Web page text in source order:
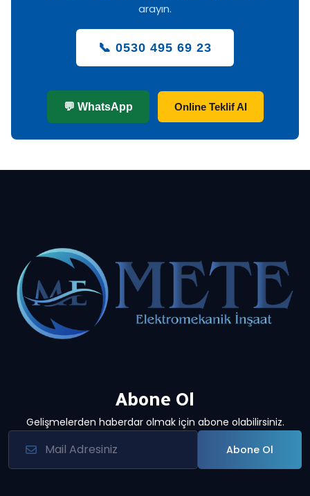
arayın.
📞 0530 495 69 23
💬 WhatsApp Online Teklif Al
Abone Ol
Gelişmelerden haberdar olmak için abone olabilirsiniz.
Abone Ol